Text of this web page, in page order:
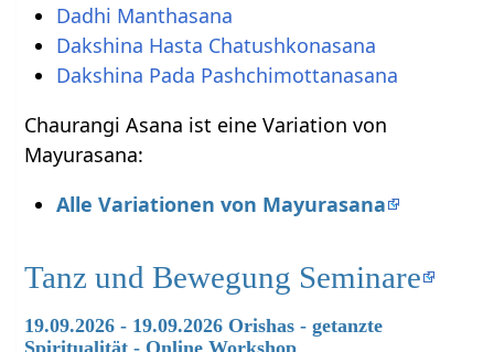
Dadhi Manthasana
Dakshina Hasta Chatushkonasana
Dakshina Pada Pashchimottanasana
Chaurangi Asana ist eine Variation von
Mayurasana:
Alle Variationen von Mayurasana
Tanz und Bewegung Seminare
19.09.2026 - 19.09.2026 Orishas - getanzte
Spiritualität - Online Workshop